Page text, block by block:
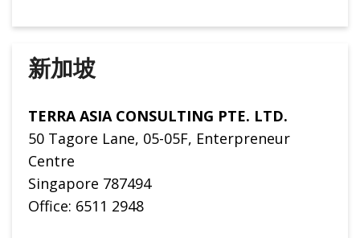
新加坡
TERRA ASIA CONSULTING PTE. LTD.
50 Tagore Lane, 05-05F, Enterpreneur
Centre
Singapore 787494
Office: 6511 2948